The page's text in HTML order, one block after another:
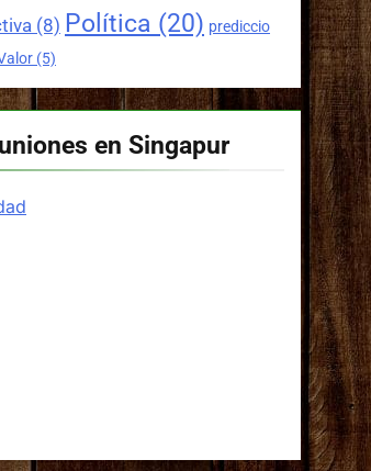
(8) Política(20) prediccio
(5)
en Singapur